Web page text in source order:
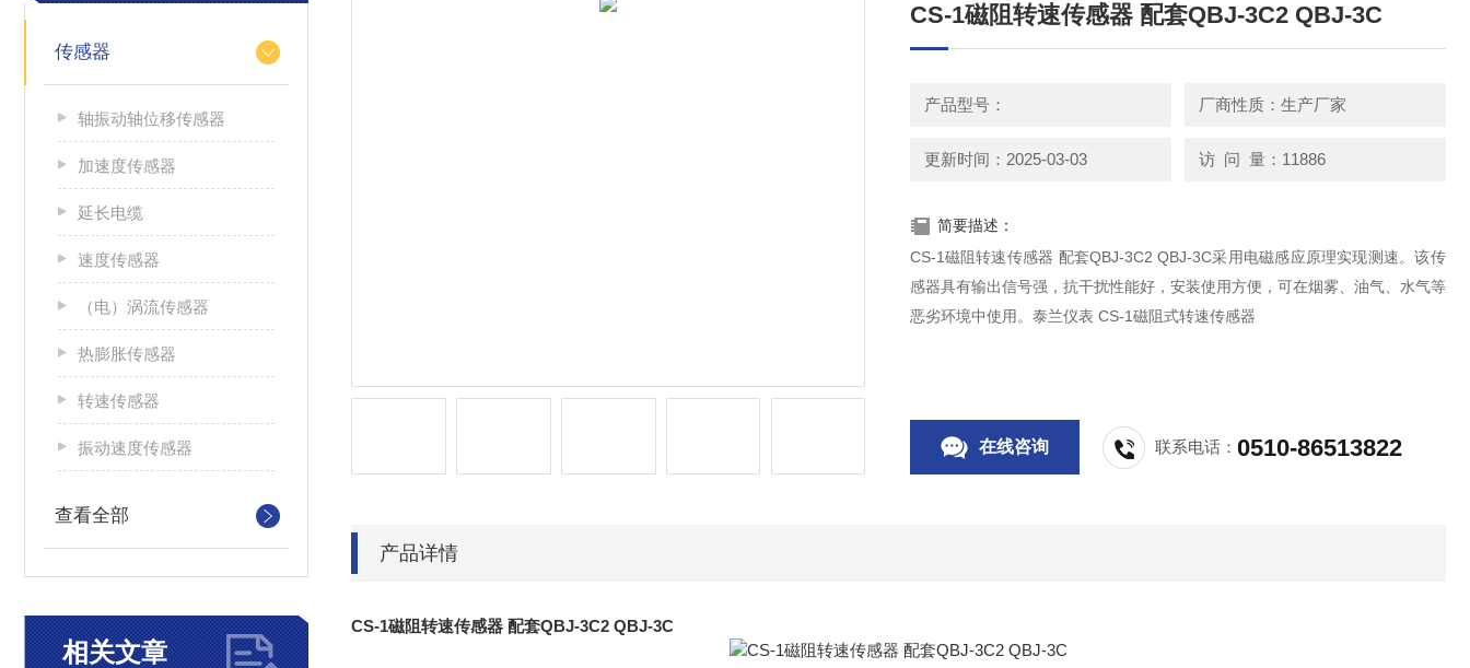
传感器
轴振动轴位移传感器
加速度传感器
延长电缆
速度传感器
（电）涡流传感器
热膨胀传感器
转速传感器
振动速度传感器
查看全部
相关文章
CS-1磁阻转速传感器 配套QBJ-3C2 QBJ-3C
产品型号： 厂商性质：生产厂家
更新时间：2025-03-03 访 问 量：11886
简要描述：
CS-1磁阻转速传感器 配套QBJ-3C2 QBJ-3C采用电磁感应原理实现测速。该传
感器具有输出信号强，抗干扰性能好，安装使用方便，可在烟雾、油气、水气等
恶劣环境中使用。泰兰仪表 CS-1磁阻式转速传感器
在线咨询 联系电话：0510-86513822
产品详情
CS-1磁阻转速传感器 配套QBJ-3C2 QBJ-3C